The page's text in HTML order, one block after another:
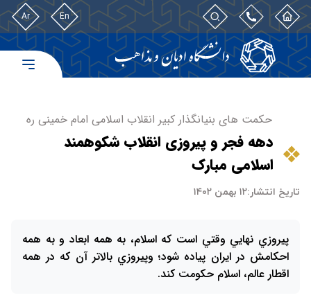
En
Ar
حکمت های بنیانگذار کبیر انقلاب اسلامی امام خمینی ره
دهه فجر و پیروزی انقلاب شکوهمند
اسلامی مبارک
تاریخ انتشار:۱۲ بهمن ۱۴۰۲
پيروزي نهايي وقتي است كه اسلام، به همه ابعاد و به همه
احكامش در ايران پياده شود؛ وپيروزي بالاتر آن كه در همه
اقطار عالم، اسلام حكومت كند.